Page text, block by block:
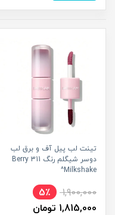
تینت لب پیل آف و برق لب
دوسر شیگلم رنگ 311 Berry
Milkshake^
1,900,000
5٪
1,815,000 تومان